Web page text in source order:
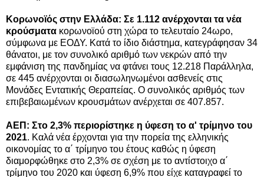
Κορωνοϊός στην Ελλάδα: Σε 1.112 ανέρχονται τα νέα
κρούσματα κορωνοϊού στη χώρα το τελευταίο 24ωρο,
σύμφωνα με ΕΟΔΥ. Κατά το ίδιο διάστημα, κατεγράφησαν 34
θάνατοι, με τον συνολικό αριθμό των νεκρών από την
εμφάνιση της πανδημίας να φτάνει τους 12.218 Παράλληλα,
σε 445 ανέρχονται οι διασωληνωμένοι ασθενείς στις
Μονάδες Εντατικής Θεραπείας. Ο συνολικός αριθμός των
επιβεβαιωμένων κρουσμάτων ανέρχεται σε 407.857.
ΑΕΠ: Στο 2,3% περιορίστηκε η ύφεση το α' τρίμηνο του
2021. Καλά νέα έρχονται για την πορεία της ελληνικής
οικονομίας το α΄ τρίμηνο του έτους καθώς η ύφεση
διαμορφώθηκε στο 2,3% σε σχέση με το αντίστοιχο α΄
τρίμηνο του 2020 και ύφεση 6,9% που είχε καταγραφεί το